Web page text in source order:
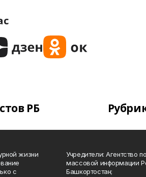
РБ
жизни
с
Учредители: Агентство
массовой информации
Башкортостан;